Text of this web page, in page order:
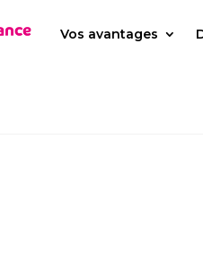
Vos avantages